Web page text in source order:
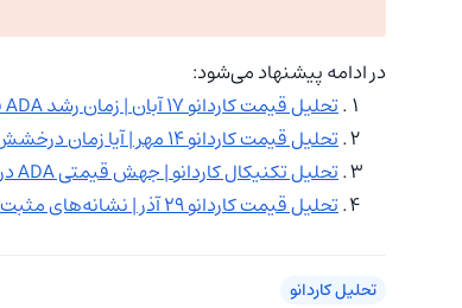
در ادامه پیشنهاد می‌شود:
تحلیل قیمت کاردانو ۱۷ آبان | زمان رشد ADA فرا رسیده است؟
تحلیل قیمت کاردانو ۱۴ مهر | آیا زمان درخشش ADA فرا رسیده؟
تحلیل تکنیکال کاردانو | جهش قیمتی ADA در راه است؟
تحلیل قیمت کاردانو ۲۹ آذر | نشانه‌های مثبت در دل نمودار ADA!
تحلیل کاردانو